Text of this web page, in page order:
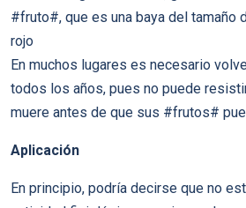
#fruto#, que es una baya del tamaño
rojo
En muchos lugares es necesario
todos los años, pues no puede
muere antes de que sus #frutos#
Aplicación
En principio, podría decirse que no